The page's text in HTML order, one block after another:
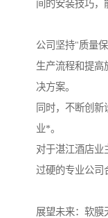
间的安装技巧，
公司坚持"质量
生产流程和提高
决方案。
同时，不断创
业*。
对于湛江酒店业
过硬的专业公司
展望未来：软膜